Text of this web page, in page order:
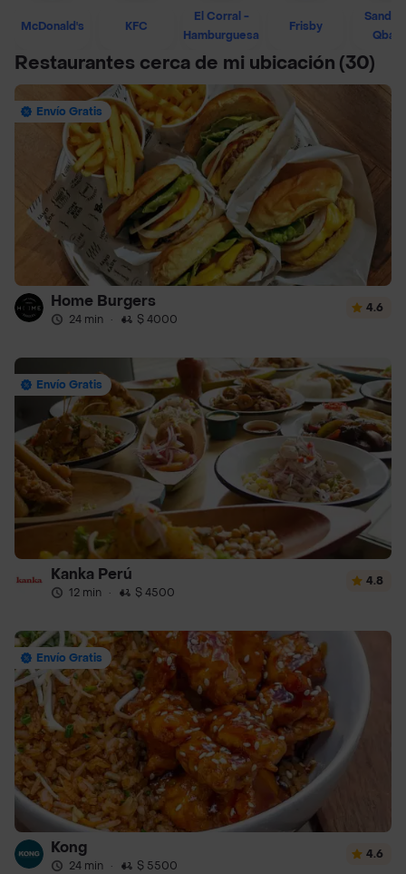
McDonald's KFC
El Corral -
Hamburguesa
Frisby
Restaurantes cerca de mi ubicación (30)
Envío Gratis
Home Burgers
24 min · $ 4000
4.6
Envío Gratis
Kanka Perú
12 min · $ 4500
4.8
Envío Gratis
Kong
24 min · $ 5500
4.6